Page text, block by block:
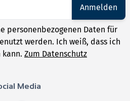
Anmelden
personenbezogenen Daten für
werden. Ich weiß, dass ich
Zum Datenschutz
Media